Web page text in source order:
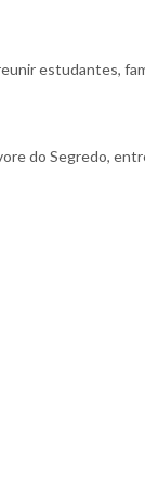
estudantes,
do Segredo,